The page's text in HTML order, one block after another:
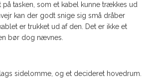
på tasken, som et kabel kunne trækkes ud
kan der godt snige sig små dråber
er trukket ud af den. Det er ikke et
bør dog nævnes.
sidelomme, og et decideret hovedrum.